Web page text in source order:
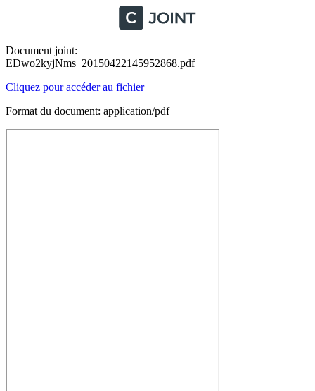
Document joint:
EDwo2kyjNms_20150422145952868.pdf
Cliquez pour accéder au fichier
Format du document: application/pdf